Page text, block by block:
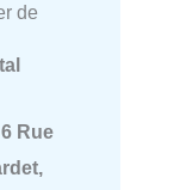
de
6 Rue